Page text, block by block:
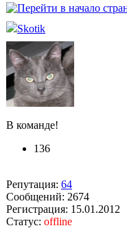
Skotik
В команде!
136
Репутация: 64
Сообщений: 2674
Регистрация: 15.01.2012
Статус: offline